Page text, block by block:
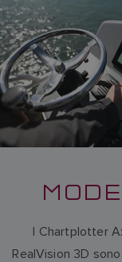
I Chartplotter
RealVision 3D